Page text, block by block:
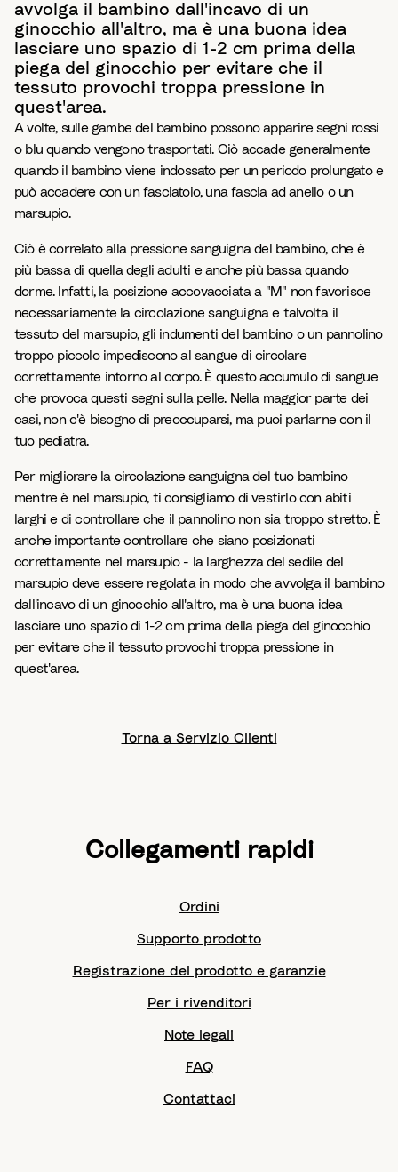
avvolga il bambino dall'incavo di un
ginocchio all'altro, ma è una buona idea
lasciare uno spazio di 1-2 cm prima della
piega del ginocchio per evitare che il
tessuto provochi troppa pressione in
quest'area.
A volte, sulle gambe del bambino possono apparire segni rossi
o blu quando vengono trasportati. Ciò accade generalmente
quando il bambino viene indossato per un periodo prolungato e
può accadere con un fasciatoio, una fascia ad anello o un
marsupio.
Ciò è correlato alla pressione sanguigna del bambino, che è
più bassa di quella degli adulti e anche più bassa quando
dorme. Infatti, la posizione accovacciata a "M" non favorisce
necessariamente la circolazione sanguigna e talvolta il
tessuto del marsupio, gli indumenti del bambino o un pannolino
troppo piccolo impediscono al sangue di circolare
correttamente intorno al corpo. È questo accumulo di sangue
che provoca questi segni sulla pelle. Nella maggior parte dei
casi, non c'è bisogno di preoccuparsi, ma puoi parlarne con il
tuo pediatra.
Per migliorare la circolazione sanguigna del tuo bambino
mentre è nel marsupio, ti consigliamo di vestirlo con abiti
larghi e di controllare che il pannolino non sia troppo stretto. È
anche importante controllare che siano posizionati
correttamente nel marsupio - la larghezza del sedile del
marsupio deve essere regolata in modo che avvolga il bambino
dall'incavo di un ginocchio all'altro, ma è una buona idea
lasciare uno spazio di 1-2 cm prima della piega del ginocchio
per evitare che il tessuto provochi troppa pressione in
quest'area.
Torna a Servizio Clienti
Collegamenti rapidi
Ordini
Supporto prodotto
Registrazione del prodotto e garanzie
Per i rivenditori
Note legali
FAQ
Contattaci